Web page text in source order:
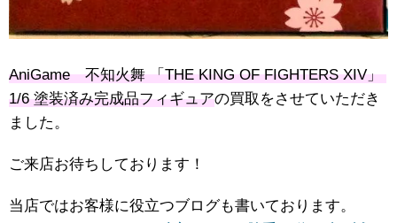
AniGame 不知火舞 ​「THE ​KING ​OF ​FIGHTERS ​XIV」 ​
1/6 ​塗装済み完成品フィギュアの買取をさせていただき
ました。
ご来店お待ちしております！
当店ではお客様に役立つブログも書いております。